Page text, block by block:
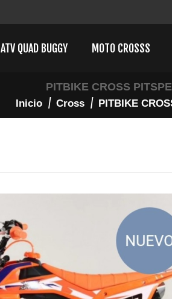
ATV QUAD BUGGY MOTO CROSSS
PITBIKE CROSS
Inicio Cross PITBIKE